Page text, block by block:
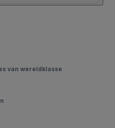
van wereldklasse